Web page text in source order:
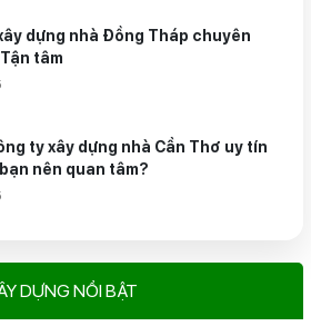
dựng nhà Đồng Tháp chuyên
tâm
ty xây dựng nhà Cần Thơ uy tín
nên quan tâm?
DỰNG NỔI BẬT